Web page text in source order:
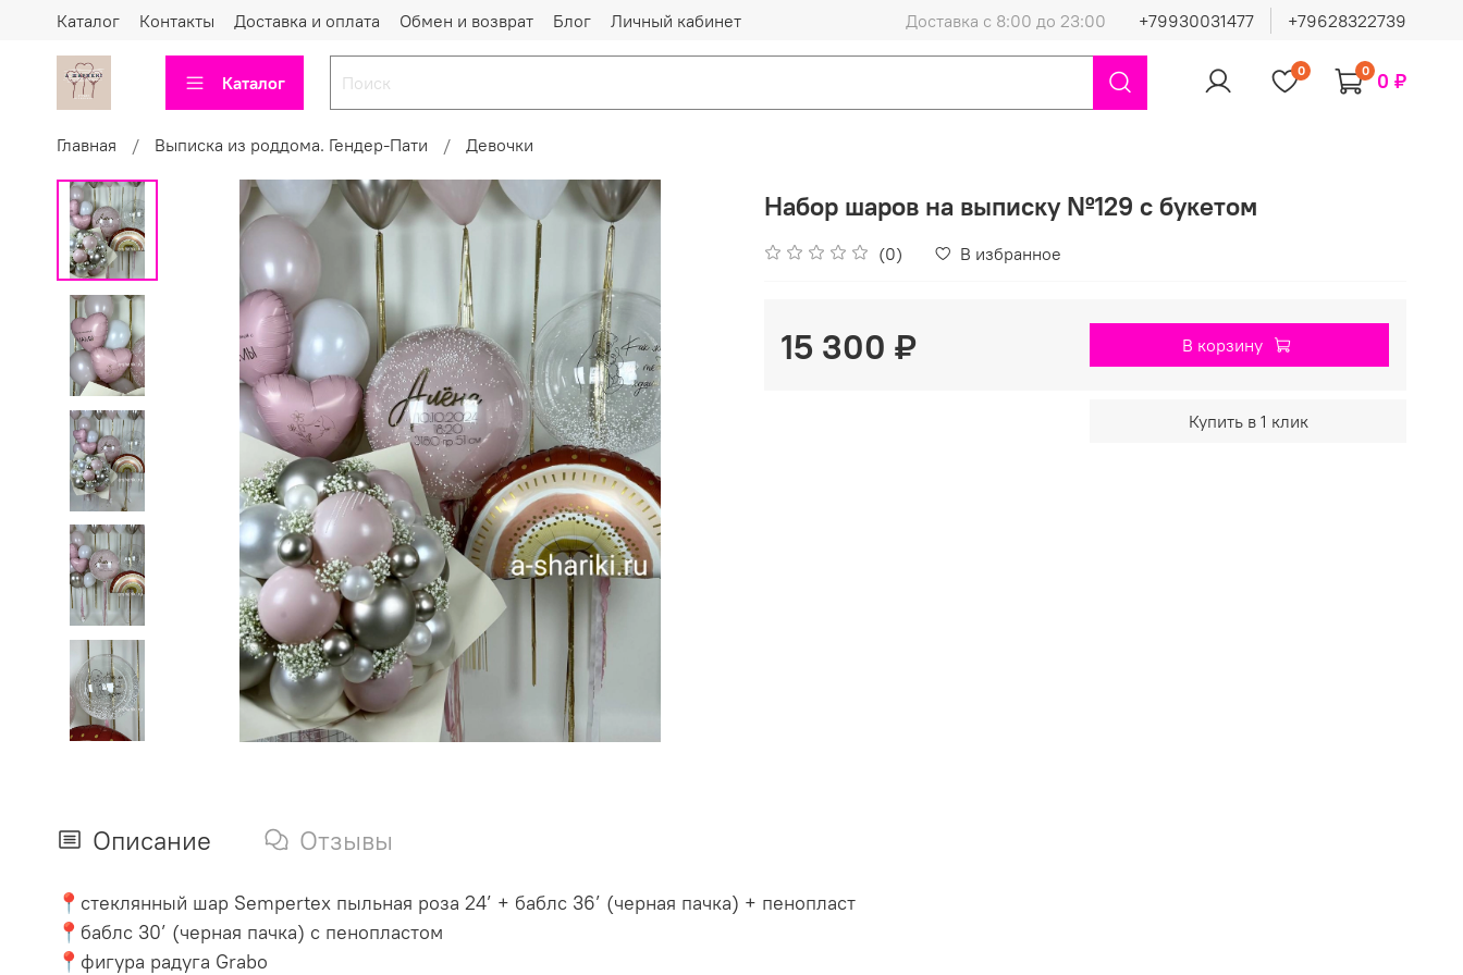
Каталог Контакты Доставка и оплата Обмен и возврат Блог Личный кабинет Доставка с 8:00 до 23:00 +79930031477 +79628322739
Каталог
0 0 0 ₽
Главная Выписка из роддома. Гендер-Пати Девочки
Набор шаров на выписку №129 с букетом
(0) В избранное
15 300 ₽ В корзину
Купить в 1 клик
Описание Отзывы
📍стеклянный шар Sempertex пыльная роза 24’ + баблс 36’ (черная пачка) + пенопласт
📍баблс 30’ (черная пачка) с пенопластом
📍фигура радуга Grabo